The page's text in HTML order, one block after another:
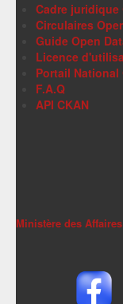
Cadre juridique
Circulaires
Guide Open
Licence
Portail National
F.A.Q
API CKAN
Ministère des